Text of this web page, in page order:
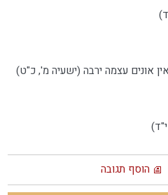
אונים עצמה ירבה (ישעיה מ', כ"ט)
הוסף תגובה